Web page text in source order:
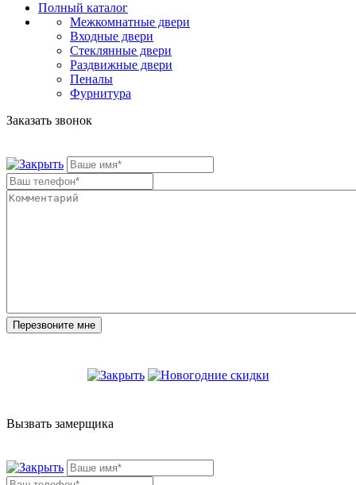
Полный каталог
Межкомнатные двери
Входные двери
Стеклянные двери
Раздвижные двери
Пеналы
Фурнитура
Заказать звонок
Вызвать замерщика